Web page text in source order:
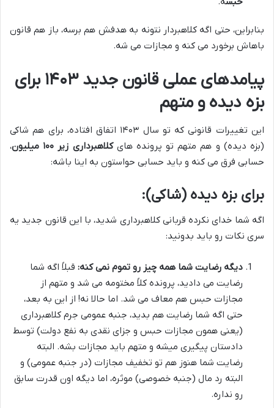
بنابراین، حتی اگه کلاهبردار نتونه به هدفش هم برسه، باز هم قانون
باهاش برخورد می کنه و مجازات می شه.
پیامدهای عملی قانون جدید ۱۴۰۳ برای
بزه دیده و متهم
این تغییرات قانونی که تو سال ۱۴۰۳ اتفاق افتاده، برای هم شاکی
(بزه دیده) و هم متهم تو پرونده هایکلاهبرداری زیر ۱۰۰ میلیون
،
حسابی فرق می کنه و باید حسابی حواستون به اینا باشه:
برای بزه دیده (شاکی):
اگه شما خدای نکرده قربانی کلاهبرداری شدید، با این قانون جدید یه
سری نکات رو باید بدونید:
دیگه رضایت شما همه چیز رو تموم نمی کنه: قبلاً اگه شما
رضایت می دادید، پرونده کلاً مختومه می شد و متهم از
مجازات حبس هم معاف می شد. اما حالا نه! از این به بعد،
حتی اگه شما رضایت هم بدید، جنبه عمومی جرم کلاهبرداری
(یعنی همون مجازات حبس و جزای نقدی به نفع دولت) توسط
دادستان پیگیری میشه و متهم باید مجازات بشه. البته
رضایت شما هنوز هم تو تخفیف مجازات (در جنبه عمومی) و
البته رد مال (جنبه خصوصی) موثره، اما دیگه اون قدرت سابق
رو نداره.